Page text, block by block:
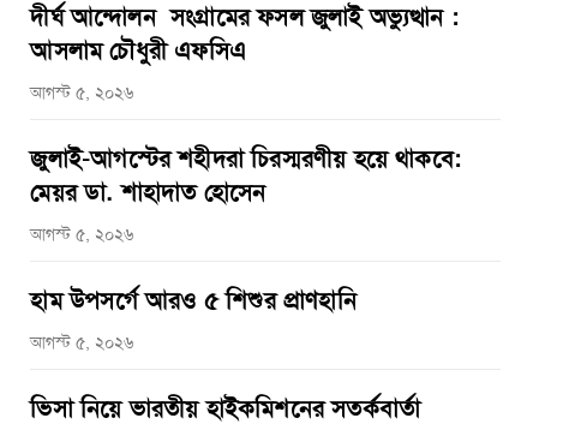
দীর্ঘ আন্দোলন সংগ্রামের ফসল জুলাই অভ্যুত্থান :
আসলাম চৌধুরী এফসিএ
আগস্ট ৫, ২০২৬
জুলাই-আগস্টের শহীদরা চিরস্মরণীয় হয়ে থাকবে:
মেয়র ডা. শাহাদাত হোসেন
আগস্ট ৫, ২০২৬
হাম উপসর্গে আরও ৫ শিশুর প্রাণহানি
আগস্ট ৫, ২০২৬
ভিসা নিয়ে ভারতীয় হাইকমিশনের সতর্কবার্তা